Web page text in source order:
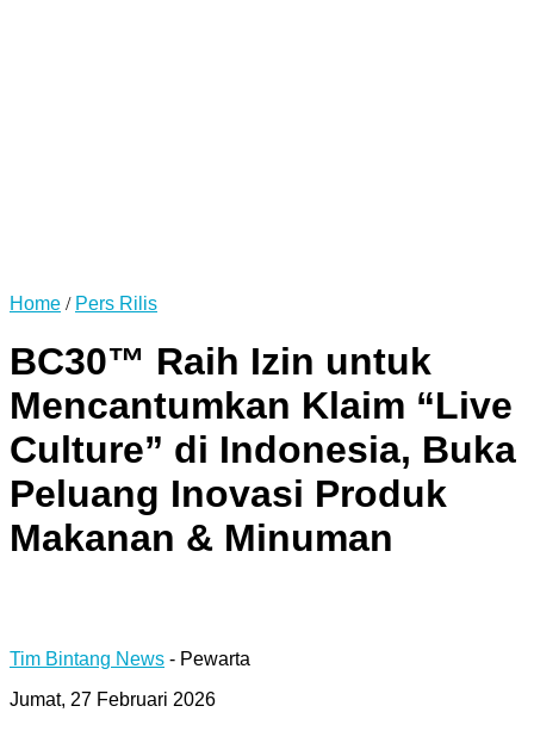
Home / Pers Rilis
BC30™ Raih Izin untuk
Mencantumkan Klaim “Live
Culture” di Indonesia, Buka
Peluang Inovasi Produk
Makanan & Minuman
Tim Bintang News - Pewarta
Jumat, 27 Februari 2026